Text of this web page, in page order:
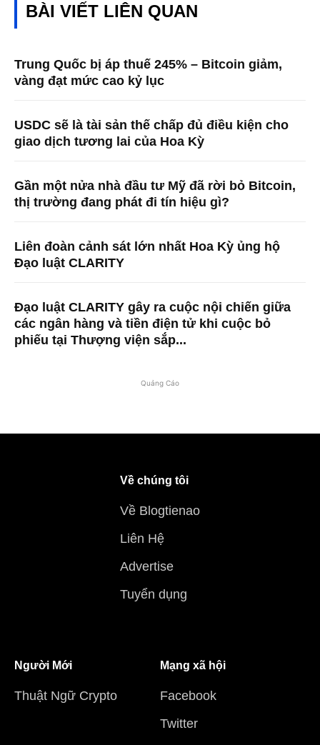
BÀI VIẾT LIÊN QUAN
Trung Quốc bị áp thuế 245% – Bitcoin giảm,
vàng đạt mức cao kỷ lục
USDC sẽ là tài sản thế chấp đủ điều kiện cho
giao dịch tương lai của Hoa Kỳ
Gần một nửa nhà đầu tư Mỹ đã rời bỏ Bitcoin,
thị trường đang phát đi tín hiệu gì?
Liên đoàn cảnh sát lớn nhất Hoa Kỳ ủng hộ
Đạo luật CLARITY
Đạo luật CLARITY gây ra cuộc nội chiến giữa
các ngân hàng và tiền điện tử khi cuộc bỏ
phiếu tại Thượng viện sắp...
Quảng Cáo
Về chúng tôi
Về Blogtienao
Liên Hệ
Advertise
Tuyển dụng
Người Mới
Thuật Ngữ Crypto
Mạng xã hội
Facebook
Twitter